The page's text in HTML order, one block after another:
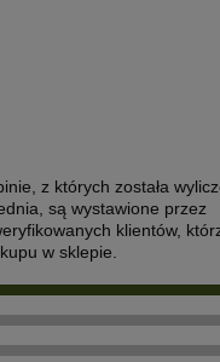
z których została
są wystawione przez
klientów,
w sklepie.